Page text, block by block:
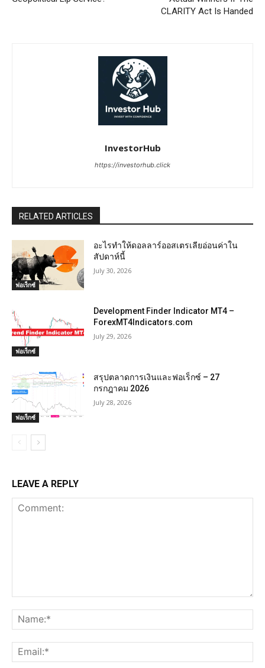
CLARITY Act Is Handed
InvestorHub
https://investorhub.click
RELATED ARTICLES
ฟอเร็กซ์
อะไรทำให้ดอลลาร์ออสเตรเลียอ่อนค่าใน
สัปดาห์นี้
July 30, 2026
ฟอเร็กซ์
Development Finder Indicator MT4 –
ForexMT4Indicators.com
July 29, 2026
ฟอเร็กซ์
สรุปตลาดการเงินและฟอเร็กซ์ – 27
กรกฎาคม 2026
July 28, 2026
LEAVE A REPLY